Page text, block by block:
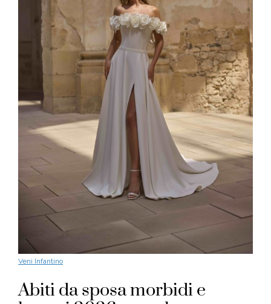
Veni Infantino
Abiti da sposa morbidi e